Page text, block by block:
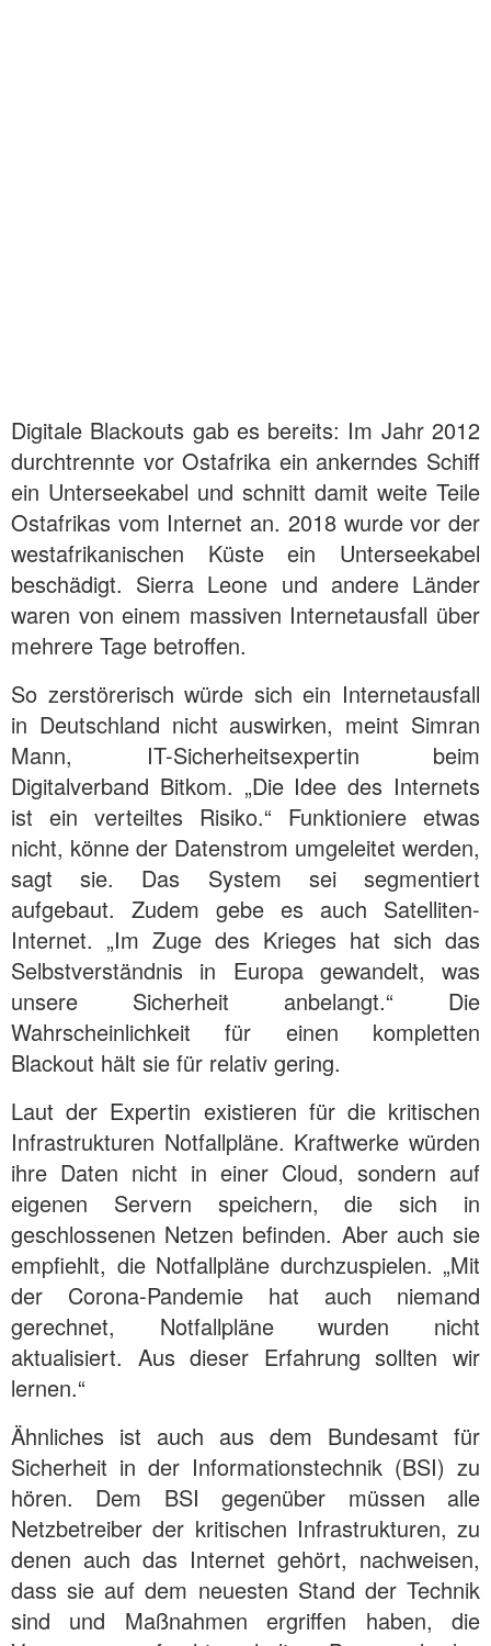
Digitale Blackouts gab es bereits: Im Jahr 2012
durchtrennte vor Ostafrika ein ankerndes Schiff
ein Unterseekabel und schnitt damit weite Teile
Ostafrikas vom Internet an. 2018 wurde vor der
westafrikanischen Küste ein Unterseekabel
beschädigt. Sierra Leone und andere Länder
waren von einem massiven Internetausfall über
mehrere Tage betroffen.
So zerstörerisch würde sich ein Internetausfall
in Deutschland nicht auswirken, meint Simran
Mann, IT-Sicherheitsexpertin beim
Digitalverband Bitkom. „Die Idee des Internets
ist ein verteiltes Risiko.“ Funktioniere etwas
nicht, könne der Datenstrom umgeleitet werden,
sagt sie. Das System sei segmentiert
aufgebaut. Zudem gebe es auch Satelliten-
Internet. „Im Zuge des Krieges hat sich das
Selbstverständnis in Europa gewandelt, was
unsere Sicherheit anbelangt.“ Die
Wahrscheinlichkeit für einen kompletten
Blackout hält sie für relativ gering.
Laut der Expertin existieren für die kritischen
Infrastrukturen Notfallpläne. Kraftwerke würden
ihre Daten nicht in einer Cloud, sondern auf
eigenen Servern speichern, die sich in
geschlossenen Netzen befinden. Aber auch sie
empfiehlt, die Notfallpläne durchzuspielen. „Mit
der Corona-Pandemie hat auch niemand
gerechnet, Notfallpläne wurden nicht
aktualisiert. Aus dieser Erfahrung sollten wir
lernen.“
Ähnliches ist auch aus dem Bundesamt für
Sicherheit in der Informationstechnik (BSI) zu
hören. Dem BSI gegenüber müssen alle
Netzbetreiber der kritischen Infrastrukturen, zu
denen auch das Internet gehört, nachweisen,
dass sie auf dem neuesten Stand der Technik
sind und Maßnahmen ergriffen haben, die